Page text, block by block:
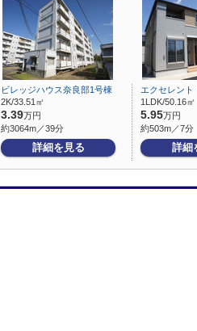
ビレッジハウス奈良部1号棟
2K/33.51㎡
3.39万円
約3064m／39分
詳細を見る
エクセレント
1LDK/50.16㎡
5.95万円
約503m／7分
詳細